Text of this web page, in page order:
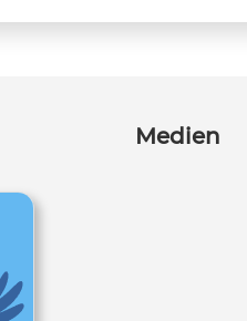
Medien